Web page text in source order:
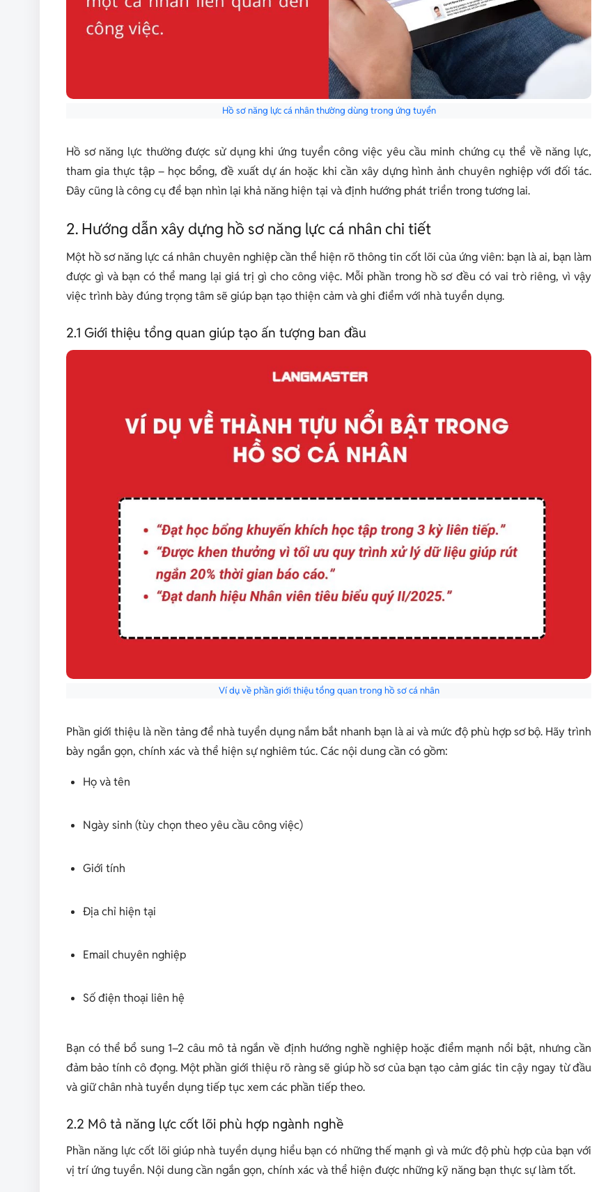
Hồ sơ năng lực cá nhân thường dùng trong ứng tuyển
Hồ sơ năng lực thường được sử dụng khi ứng tuyển công việc yêu cầu minh chứng cụ thể về năng lực,
tham gia thực tập – học bổng, đề xuất dự án hoặc khi cần xây dựng hình ảnh chuyên nghiệp với đối tác.
Đây cũng là công cụ để bạn nhìn lại khả năng hiện tại và định hướng phát triển trong tương lai.
2. Hướng dẫn xây dựng hồ sơ năng lực cá nhân chi tiết
Một hồ sơ năng lực cá nhân chuyên nghiệp cần thể hiện rõ thông tin cốt lõi của ứng viên: bạn là ai, bạn làm
được gì và bạn có thể mang lại giá trị gì cho công việc. Mỗi phần trong hồ sơ đều có vai trò riêng, vì vậy
việc trình bày đúng trọng tâm sẽ giúp bạn tạo thiện cảm và ghi điểm với nhà tuyển dụng.
2.1 Giới thiệu tổng quan giúp tạo ấn tượng ban đầu
Ví dụ về phần giới thiệu tổng quan trong hồ sơ cá nhân
Phần giới thiệu là nền tảng để nhà tuyển dụng nắm bắt nhanh bạn là ai và mức độ phù hợp sơ bộ. Hãy trình
bày ngắn gọn, chính xác và thể hiện sự nghiêm túc. Các nội dung cần có gồm:
Họ và tên
Ngày sinh (tùy chọn theo yêu cầu công việc)
Giới tính
Địa chỉ hiện tại
Email chuyên nghiệp
Số điện thoại liên hệ
Bạn có thể bổ sung 1–2 câu mô tả ngắn về định hướng nghề nghiệp hoặc điểm mạnh nổi bật, nhưng cần
đảm bảo tính cô đọng. Một phần giới thiệu rõ ràng sẽ giúp hồ sơ của bạn tạo cảm giác tin cậy ngay từ đầu
và giữ chân nhà tuyển dụng tiếp tục xem các phần tiếp theo.
2.2 Mô tả năng lực cốt lõi phù hợp ngành nghề
Phần năng lực cốt lõi giúp nhà tuyển dụng hiểu bạn có những thế mạnh gì và mức độ phù hợp của bạn với
vị trí ứng tuyển. Nội dung cần ngắn gọn, chính xác và thể hiện được những kỹ năng bạn thực sự làm tốt.